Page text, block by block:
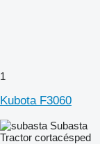
1
Kubota F3060
Subasta
Tractor cortacésped